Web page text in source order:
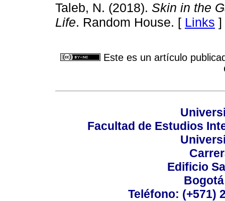
Taleb, N. (2018). Skin in the
Life. Random House. [ Links ]
Este es un artículo
Facultad de Estudios
Edificio
Teléfono: (+571)